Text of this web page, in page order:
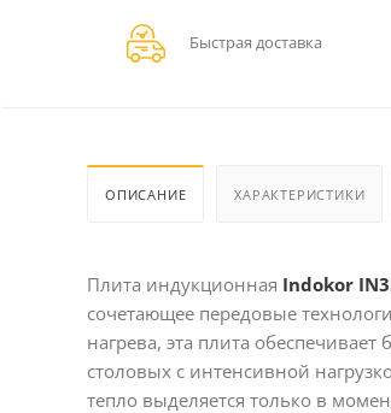
Быстрая доставка
ОПИСАНИЕ ХАРАКТЕРИСТИКИ
Плита индукционная Indokor
сочетающее передовые
нагрева, эта плита
столовых с интенсивной
тепло выделяется только в